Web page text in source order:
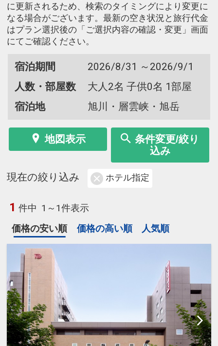
に更新されるため、検索のタイミングにより変更に
なる場合がございます。最新の空き状況と旅行代金
はプラン選択後の「ご選択内容の確認・変更」画面
にてご確認ください。
宿泊期間
2026/8/31 ～2026/9/1
人数・部屋数
大人2名 子供0名 1部屋
宿泊地
旭川・層雲峡・旭岳
地図表示
条件変更/絞り
込み
現在の絞り込み ホテル指定
1 件中 1～1件表示
価格の安い順
価格の高い順 人気順